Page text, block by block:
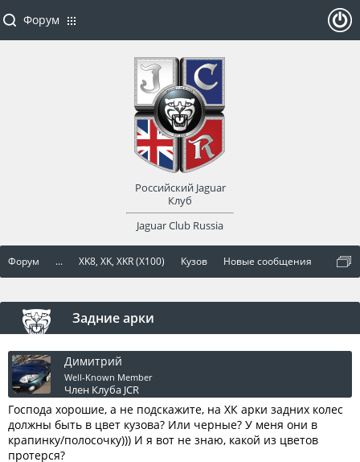
Форум ... XK8, XK, XKR (X100) Кузов Новые сообщения
Задние арки
Димитрий
Well-Known Member
Член Клуба JCR
Господа хорошие, а не подскажите, на ХК арки задних колес
должны быть в цвет кузова? Или черные? У меня они в
крапинку/полосочку))) И я вот не знаю, какой из цветов
протерся?
Форум
Российский Jaguar
Клуб
Jaguar Club Russia
оват